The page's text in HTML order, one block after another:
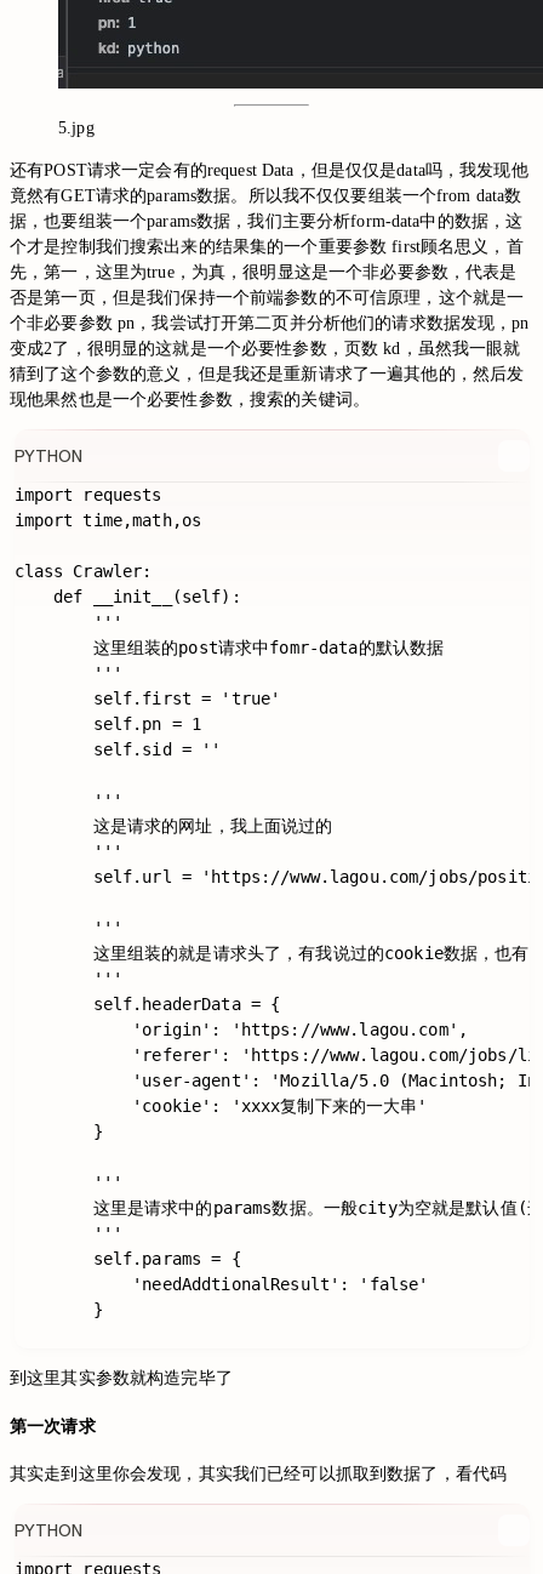
5.jpg
还有POST请求一定会有的request Data，但是仅仅是data吗，我发现他
竟然有GET请求的params数据。所以我不仅仅要组装一个from data数
据，也要组装一个params数据，我们主要分析form-data中的数据，这
个才是控制我们搜索出来的结果集的一个重要参数 first顾名思义，首
先，第一，这里为true，为真，很明显这是一个非必要参数，代表是
否是第一页，但是我们保持一个前端参数的不可信原理，这个就是一
个非必要参数 pn，我尝试打开第二页并分析他们的请求数据发现，pn
变成2了，很明显的这就是一个必要性参数，页数 kd，虽然我一眼就
猜到了这个参数的意义，但是我还是重新请求了一遍其他的，然后发
现他果然也是一个必要性参数，搜索的关键词。
PYTHON
import requests
import time,math,os
class Crawler:
    def __init__(self):
        '''
        这里组装的post请求中fomr-data的默认数据
        '''
        self.first = 'true'
        self.pn = 1
        self.sid = ''
        '''
        这是请求的网址，我上面说过的
        '''
self.url = 'https://www.lagou.com/jobs/
        '''
这里组装的就是请求头了，有我说过的cookie数据，也有
        '''
        self.headerData = {
            'origin': 'https://www.lagou.com',
'referer': 'https://www.lagou.com/jobs/
'user-agent': 'Mozilla/5.0 (Macintosh;
            'cookie': 'xxxx复制下来的一大串'
        }
        '''
这里是请求中的params数据。一般city为空就是默认值(
        '''
        self.params = {
            'needAddtionalResult': 'false'
        }
到这里其实参数就构造完毕了
第一次请求
其实走到这里你会发现，其实我们已经可以抓取到数据了，看代码
PYTHON
import requests